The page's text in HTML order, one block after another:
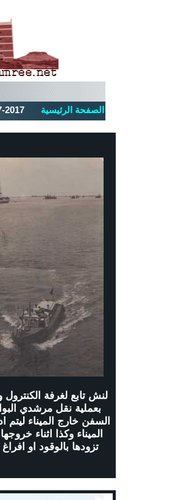
2017
الصفحة الرئيسية
لنش تابع لغرفة
بعملية نقل مرشدي
السفن خارج الميناء ليتم
الميناء وكذا اثناء